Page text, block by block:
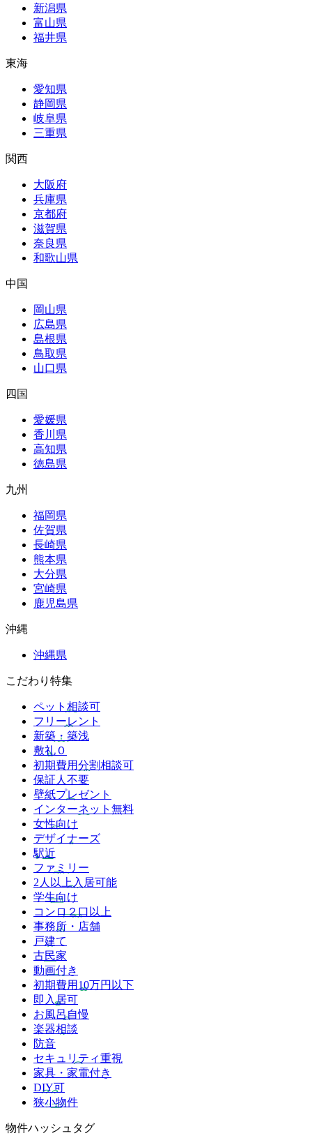
新潟県
富山県
福井県
東海
愛知県
静岡県
岐阜県
三重県
関西
大阪府
兵庫県
京都府
滋賀県
奈良県
和歌山県
中国
岡山県
広島県
島根県
鳥取県
山口県
四国
愛媛県
香川県
高知県
徳島県
九州
福岡県
佐賀県
長崎県
熊本県
大分県
宮崎県
鹿児島県
沖縄
沖縄県
こだわり特集
ペット相談可
フリーレント
新築・築浅
敷礼０
初期費用分割相談可
保証人不要
壁紙プレゼント
インターネット無料
女性向け
デザイナーズ
駅近
ファミリー
2人以上入居可能
学生向け
コンロ２口以上
事務所・店舗
戸建て
古民家
動画付き
初期費用10万円以下
即入居可
お風呂自慢
楽器相談
防音
セキュリティ重視
家具・家電付き
DIY可
狭小物件
物件ハッシュタグ